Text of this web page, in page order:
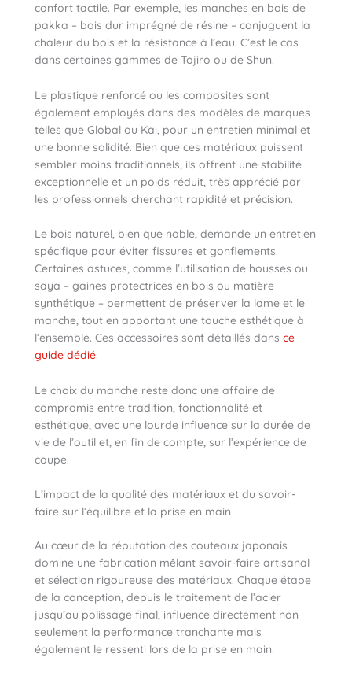
confort tactile. Par exemple, les manches en bois de
pakka – bois dur imprégné de résine – conjuguent la
chaleur du bois et la résistance à l’eau. C’est le cas
dans certaines gammes de Tojiro ou de Shun.
Le plastique renforcé ou les composites sont
également employés dans des modèles de marques
telles que Global ou Kai, pour un entretien minimal et
une bonne solidité. Bien que ces matériaux puissent
sembler moins traditionnels, ils offrent une stabilité
exceptionnelle et un poids réduit, très apprécié par
les professionnels cherchant rapidité et précision.
Le bois naturel, bien que noble, demande un entretien
spécifique pour éviter fissures et gonflements.
Certaines astuces, comme l’utilisation de housses ou
saya – gaines protectrices en bois ou matière
synthétique – permettent de préserver la lame et le
manche, tout en apportant une touche esthétique à
l’ensemble. Ces accessoires sont détaillés dans ce
guide dédié.
Le choix du manche reste donc une affaire de
compromis entre tradition, fonctionnalité et
esthétique, avec une lourde influence sur la durée de
vie de l’outil et, en fin de compte, sur l’expérience de
coupe.
L’impact de la qualité des matériaux et du savoir-
faire sur l’équilibre et la prise en main
Au cœur de la réputation des couteaux japonais
domine une fabrication mêlant savoir-faire artisanal
et sélection rigoureuse des matériaux. Chaque étape
de la conception, depuis le traitement de l’acier
jusqu’au polissage final, influence directement non
seulement la performance tranchante mais
également le ressenti lors de la prise en main.